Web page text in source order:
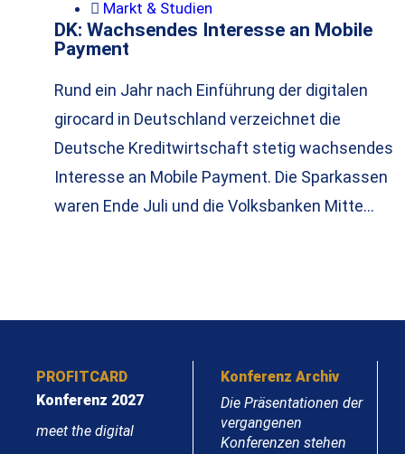
Markt & Studien
DK: Wachsendes Interesse an Mobile
Payment
Rund ein Jahr nach Einführung der digitalen
girocard in Deutschland verzeichnet die
Deutsche Kreditwirtschaft stetig wachsendes
Interesse an Mobile Payment. Die Sparkassen
waren Ende Juli und die Volksbanken Mitte…
PROFITCARD
Konferenz 2027
meet the digital
Konferenz Archiv
Die Präsentationen der
vergangenen
Konferenzen stehen